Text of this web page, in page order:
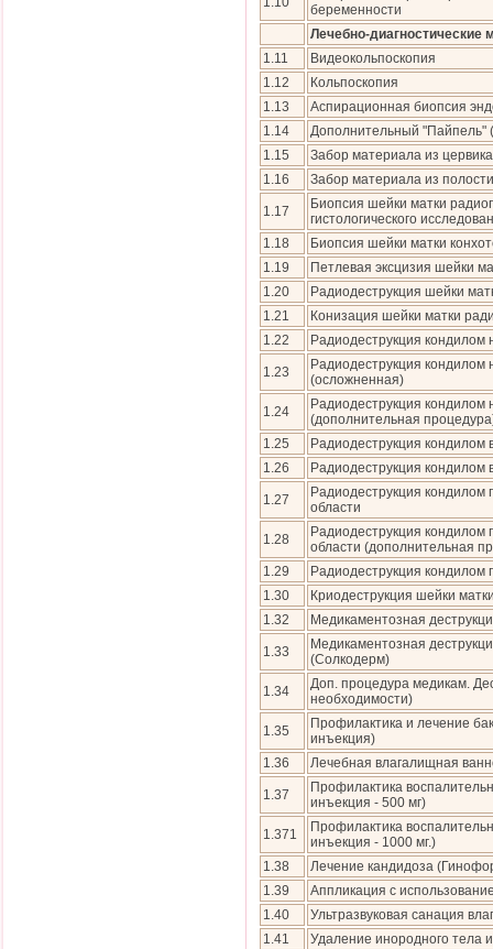
беременности
Лечебно-диагностические
1.11
Видеокольпоскопия
1.12
Кольпоскопия
1.13
Аспирационная биопсия
1.14
Дополнительный "Пайпель"
1.15
Забор материала из
1.16
Забор материала из
1.17
Биопсия шейки матки
гистологического
1.18
Биопсия шейки матки
1.19
Петлевая эксцизия шейки
1.20
Радиодеструкция шейки
1.21
Конизация шейки матки
1.22
Радиодеструкция кондилом
1.23
Радиодеструкция кондилом
(осложненная)
1.24
Радиодеструкция кондилом
(дополнительная
1.25
Радиодеструкция кондилом
1.26
Радиодеструкция кондилом
1.27
Радиодеструкция
области
1.28
Радиодеструкция
области (дополнительная
1.29
Радиодеструкция кондилом
1.30
Криодеструкция шейки
1.32
Медикаментозная
1.33
Медикаментозная
(Солкодерм)
1.34
Доп. процедура медикам.
необходимости)
1.35
Профилактика и лечение
инъекция)
1.36
Лечебная влагалищная
1.37
Профилактика
инъекция - 500 мг)
1.371
Профилактика
инъекция - 1000 мг.)
1.38
Лечение кандидоза
1.39
Аппликация с
1.40
Ультразвуковая санация
1.41
Удаление инородного тела